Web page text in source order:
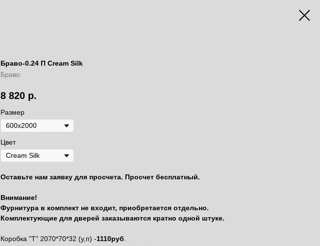
Браво-0.24 П Cream Silk
Браво
8 820 р.
Размер
Цвет
Оставьте нам заявку для просчета. Просчет бесплатный.
Внимание!
Фурнитура в комплект не входит, приобретается отдельно.
Комплектующие для дверей заказываются кратно одной штуке.
Коробка "Т" 2070*70*32 (у,п) -1110руб.